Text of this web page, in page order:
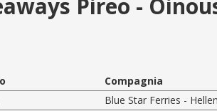
Pireo -
Compagnia
Blue Star Ferries -